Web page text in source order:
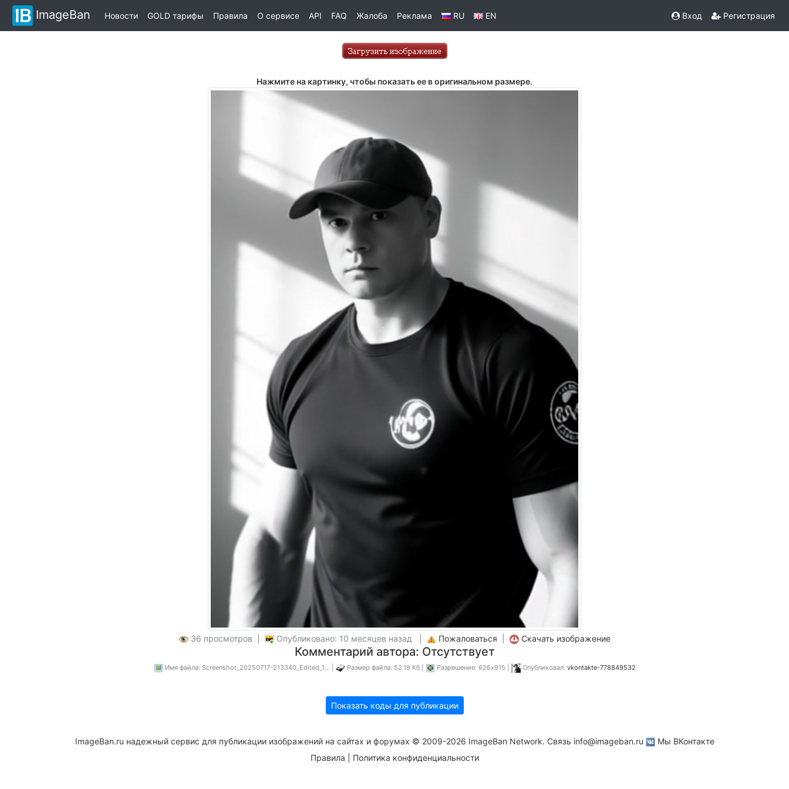
ImageBan Новости GOLD тарифы Правила О сервисе API FAQ Жалоба Реклама RU EN Вход Регистрация
Нажмите на картинку, чтобы показать ее в оригинальном размере.
36 просмотров | Опубликовано: 10 месяцев назад | Пожаловаться Скачать изображение
Комментарий автора: Отсутствует
Имя файла: Screenshot_20250717-213340_Edited_1... | Размер файла: 52.19 Кб | Разрешение: 626x915 | Опубликовал: vkontakte-778849532
Показать коды для публикации
ImageBan.ru надежный сервис для публикации изображений на сайтах и форумах © 2009-2026 ImageBan Network. Связь info@imageban.ru
Мы ВКонтакте
Правила
Политика конфиденциальности